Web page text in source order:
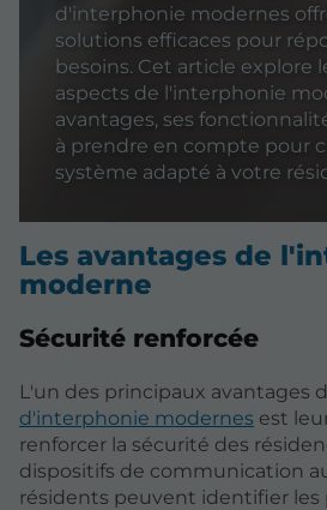
d'interphonie modernes
solutions efficaces pour
besoins. Cet article explore
aspects de l'interphonie
avantages, ses
à prendre en compte pour
système adapté à votre
Les avantages de
moderne
Sécurité renforcée
L'un des principaux avantages
d'interphonie modernes est
renforcer la sécurité des
dispositifs de communication
résidents peuvent identifier les